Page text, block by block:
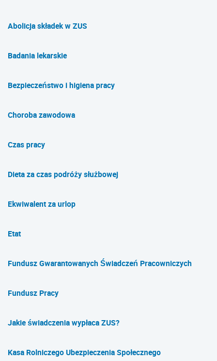
Abolicja składek w ZUS
Badania lekarskie
Bezpieczeństwo i higiena pracy
Choroba zawodowa
Czas pracy
Dieta za czas podróży służbowej
Ekwiwalent za urlop
Etat
Fundusz Gwarantowanych Świadczeń Pracowniczych
Fundusz Pracy
Jakie świadczenia wypłaca ZUS?
Kasa Rolniczego Ubezpieczenia Społecznego